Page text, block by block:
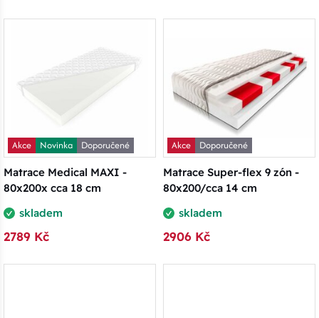
Akce Novinka
Doporučené
Matrace Medical MAXI -
80x200x cca 18 cm
skladem
2789 Kč
Akce
Doporučené
Matrace Super-flex 9 zón -
80x200/cca 14 cm
skladem
2906 Kč